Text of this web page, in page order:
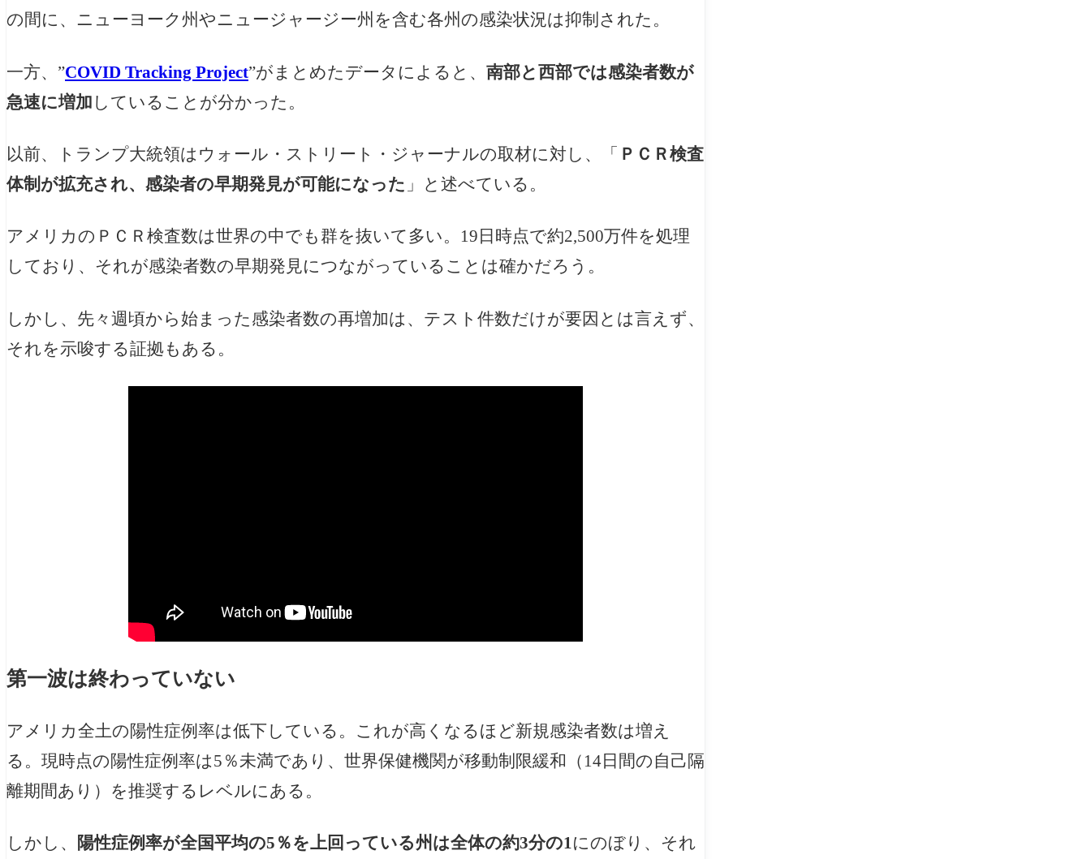
の間に、ニューヨーク州やニュージャージー州を含む各州の感染状況は抑制された。
一方、”COVID Tracking Project”がまとめたデータによると、 南部と西部では感染者数が
急速に増加 していることが分かった。
以前、トランプ大統領はウォール・ストリート・ジャーナルの取材に対し、「
ＰＣＲ検査
体制が拡充され、感染者の早期発見が可能になった 」と述べている。
アメリカのＰＣＲ検査数は世界の中でも群を抜いて多い。19日時点で約2,500万件を処理
しており、それが感染者数の早期発見につながっていることは確かだろう。
しかし、先々週頃から始まった感染者数の再増加は、テスト件数だけが要因とは言えず、
それを示唆する証拠もある。
第一波は終わっていない
アメリカ全土の陽性症例率は低下している。これが高くなるほど新規感染者数は増え
る。現時点の陽性症例率は5％未満であり、世界保健機関が移動制限緩和（14日間の自己隔
離期間あり）を推奨するレベルにある。
しかし、 陽性症例率が全国平均の5％を上回っている州は全体の約3分の1 にのぼり、それ